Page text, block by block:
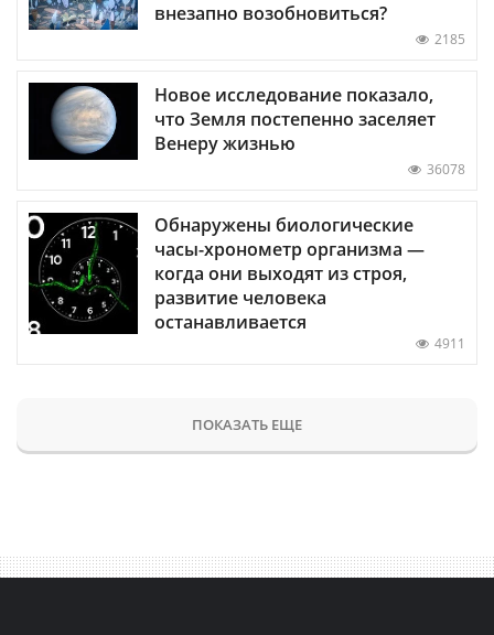
внезапно возобновиться?
2185
Новое исследование показало,
что Земля постепенно заселяет
Венеру жизнью
36078
Обнаружены биологические
часы-хронометр организма —
когда они выходят из строя,
развитие человека
останавливается
4911
ПОКАЗАТЬ ЕЩЕ